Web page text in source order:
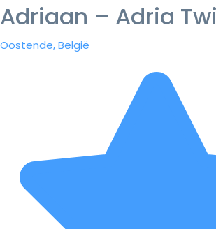
Adriaan – Adria
Oostende, België